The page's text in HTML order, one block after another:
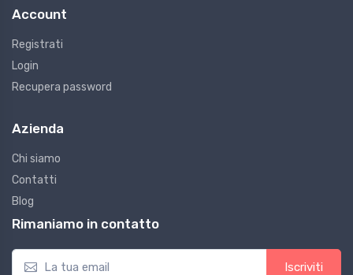
Account
Registrati
Login
Recupera password
Azienda
Chi siamo
Contatti
Blog
Rimaniamo in contatto
Iscriviti